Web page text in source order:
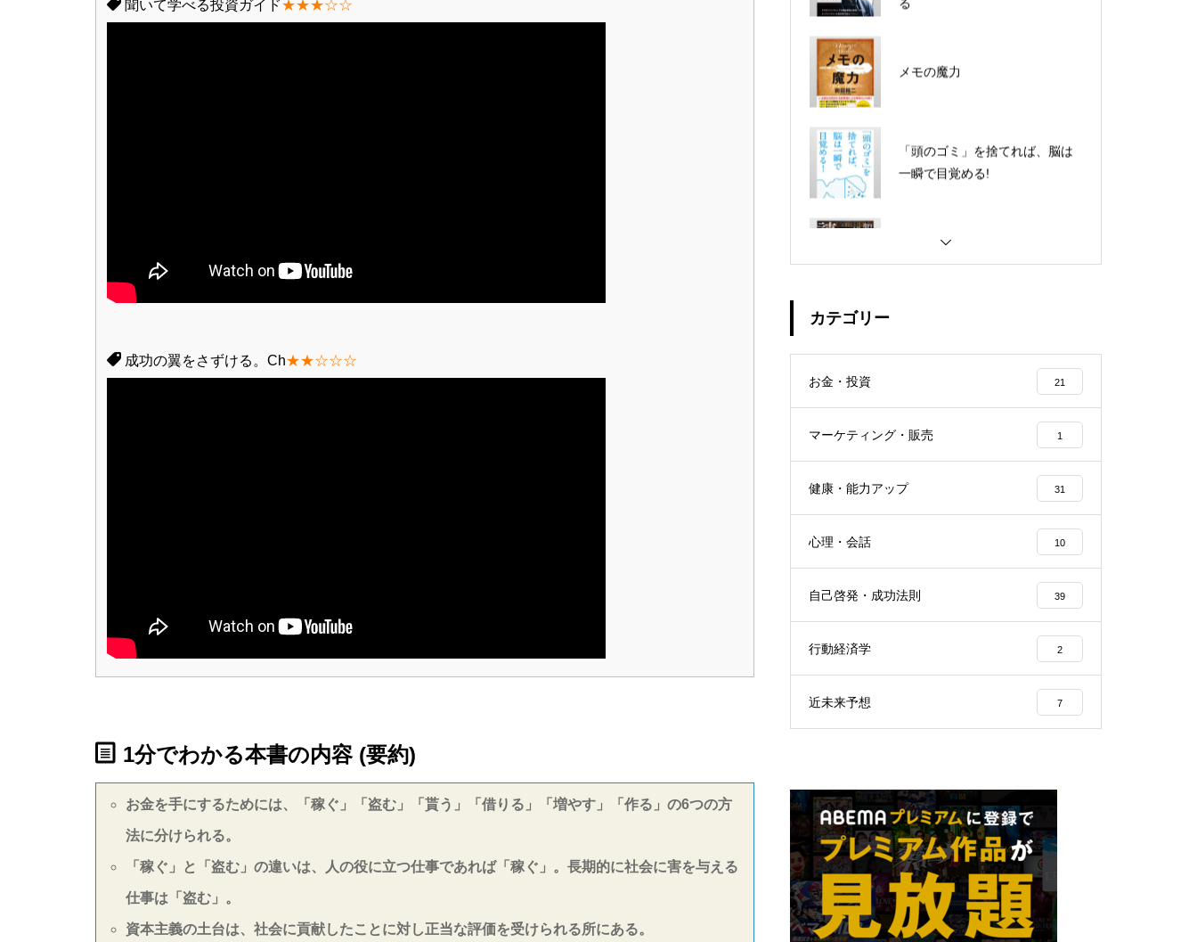
聞いて学べる投資ガイド★★★☆☆
成功の翼をさずける。Ch★★☆☆☆
1分でわかる本書の内容 (要約)
お金を手にするためには、「稼ぐ」「盗む」「貰う」「借りる」「増やす」「作る」の6つの方
法に分けられる。
「稼ぐ」と「盗む」の違いは、人の役に立つ仕事であれば「稼ぐ」。長期的に社会に害を与える
仕事は「盗む」。
資本主義の土台は、社会に貢献したことに対し正当な評価を受けられる所にある。
「頭のゴミ」を捨てれば、脳は
知識を操る超読書術
カテゴリー
お金・投資 21
マーケティング・販売 1
健康・能力アップ 31
心理・会話 10
自己啓発・成功法則 39
行動経済学 2
近未来予想 7